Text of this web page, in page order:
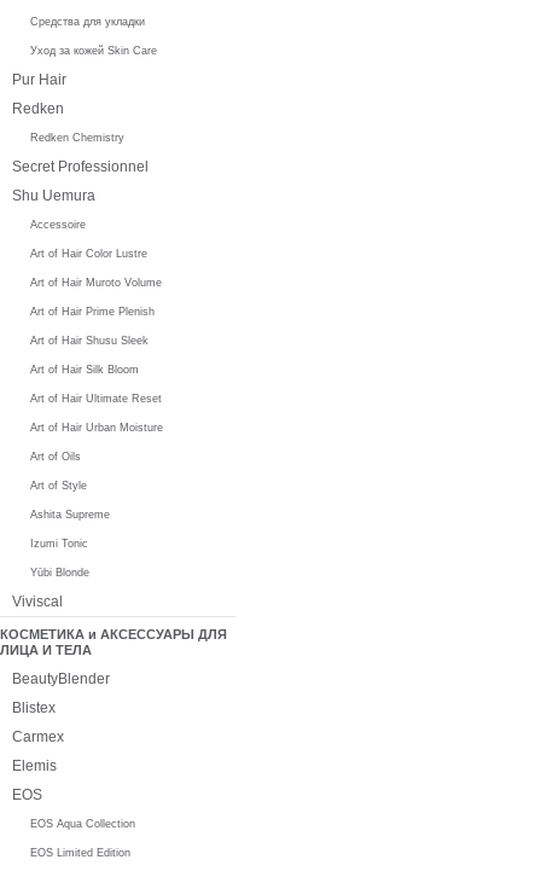
Средства для укладки
Уход за кожей Skin Care
Pur Hair
Redken
Redken Chemistry
Secret Professionnel
Shu Uemura
Accessoire
Art of Hair Color Lustre
Art of Hair Muroto Volume
Art of Hair Prime Plenish
Art of Hair Shusu Sleek
Art of Hair Silk Bloom
Art of Hair Ultimate Reset
Art of Hair Urban Moisture
Art of Oils
Art of Style
Ashita Supreme
Izumi Tonic
Yūbi Blonde
Viviscal
КОСМЕТИКА и АКСЕССУАРЫ ДЛЯ
ЛИЦА И ТЕЛА
BeautyBlender
Blistex
Carmex
Elemis
EOS
EOS Aqua Collection
EOS Limited Edition